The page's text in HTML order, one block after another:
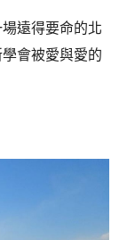
遠得要命的北
會被愛與愛的